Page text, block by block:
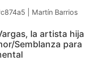
| Martín Barrios
la artista hija
Semblanza para